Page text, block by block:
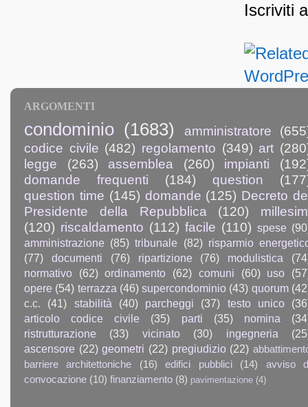
Iscriviti
ARGOMENTI
condominio (1683) amministratore
codice civile (482) regolamento (349) art
legge
(263) assemblea (260) impianti
domande frequenti
(184) question
question time (145) domande (125) Decreto
Presidente della Repubblica
(120)
(120) riscaldamento (112) facile (110) spese
amministrazione (85) tribunale (82) risparmio
(77)
documenti (76) ripartizione (76) modulistica
normativo
(62) ordinamento (62) comuni (60) uso
opere (54) terrazza (46) supercondominio (43) quorum
c.c.
(41) stabilità (40) parcheggi (37) testo unico
articolo codice civile
(35) parti (35) nomina
ristrutturazione
(33) vicinato (30) ingegneria
ascensore (22) geometri (22) pregiudizio (22)
barriere architettoniche
(16) edifici pubblici (14)
avviso
convocazione (10) finanziamento (8) pavimentazione (4)